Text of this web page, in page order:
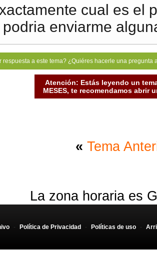
cual es el
enviarme
respuesta a este tema? ¿Quiéres hacerle una
Atención: Estás leyendo un
MESES, te recomendamos abrir
« Tema
La zona horaria es
- Política de Privacidad - Políticas de uso -